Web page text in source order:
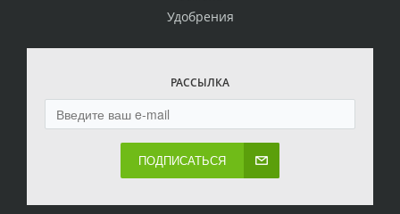
Удобрения
РАССЫЛКА
ПОДПИСАТЬСЯ